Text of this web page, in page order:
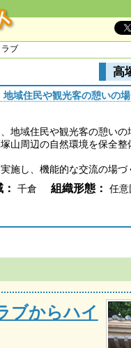
ブ
高
域住民や観光客の憩いの
地域住民や観光客の憩い
山周辺の自然環境を保全
施し、機能的な交流の場づ
千倉 組織形態： 任意
ブからハイ